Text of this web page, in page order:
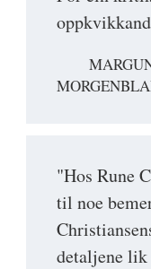
"Hos Rune
til noe
detaljene lik